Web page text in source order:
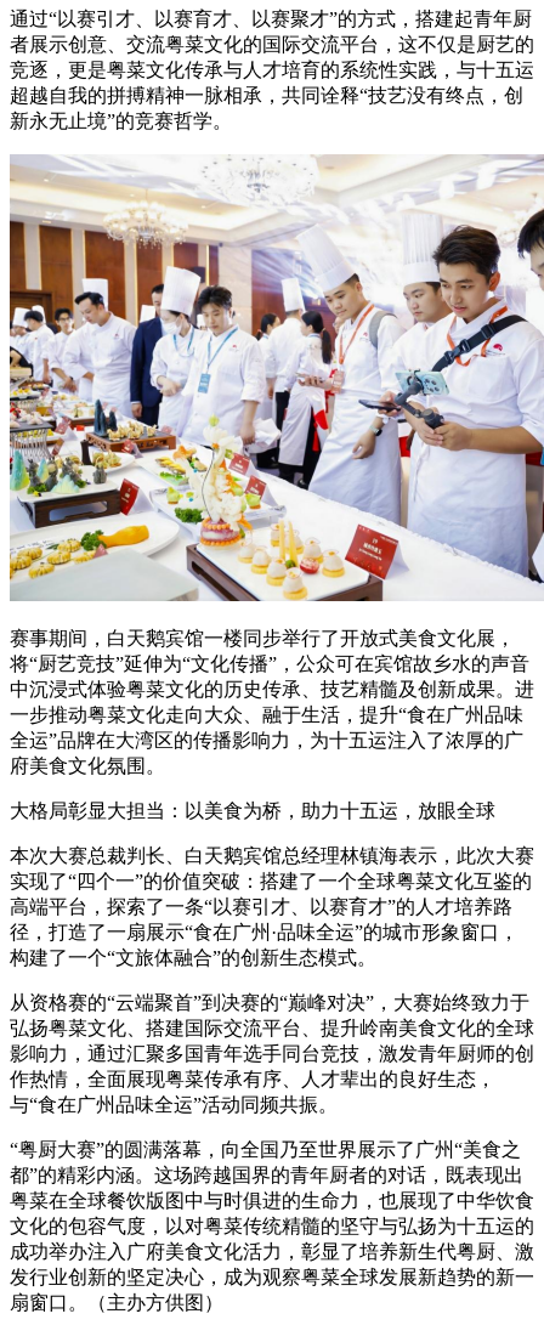
通过“以赛引才、以赛育才、以赛聚才”的方式，搭建起青年厨
者展示创意、交流粤菜文化的国际交流平台，这不仅是厨艺的
竞逐，更是粤菜文化传承与人才培育的系统性实践，与十五运
超越自我的拼搏精神一脉相承，共同诠释“技艺没有终点，创
新永无止境”的竞赛哲学。
赛事期间，白天鹅宾馆一楼同步举行了开放式美食文化展，
将“厨艺竞技”延伸为“文化传播”，公众可在宾馆故乡水的声音
中沉浸式体验粤菜文化的历史传承、技艺精髓及创新成果。进
一步推动粤菜文化走向大众、融于生活，提升“食在广州品味
全运”品牌在大湾区的传播影响力，为十五运注入了浓厚的广
府美食文化氛围。
大格局彰显大担当：以美食为桥，助力十五运，放眼全球
本次大赛总裁判长、白天鹅宾馆总经理林镇海表示，此次大赛
实现了“四个一”的价值突破：搭建了一个全球粤菜文化互鉴的
高端平台，探索了一条“以赛引才、以赛育才”的人才培养路
径，打造了一扇展示“食在广州·品味全运”的城市形象窗口，
构建了一个“文旅体融合”的创新生态模式。
从资格赛的“云端聚首”到决赛的“巅峰对决”，大赛始终致力于
弘扬粤菜文化、搭建国际交流平台、提升岭南美食文化的全球
影响力，通过汇聚多国青年选手同台竞技，激发青年厨师的创
作热情，全面展现粤菜传承有序、人才辈出的良好生态，
与“食在广州品味全运”活动同频共振。
“粤厨大赛”的圆满落幕，向全国乃至世界展示了广州“美食之
都”的精彩内涵。这场跨越国界的青年厨者的对话，既表现出
粤菜在全球餐饮版图中与时俱进的生命力，也展现了中华饮食
文化的包容气度，以对粤菜传统精髓的坚守与弘扬为十五运的
成功举办注入广府美食文化活力，彰显了培养新生代粤厨、激
发行业创新的坚定决心，成为观察粤菜全球发展新趋势的新一
扇窗口。（主办方供图）